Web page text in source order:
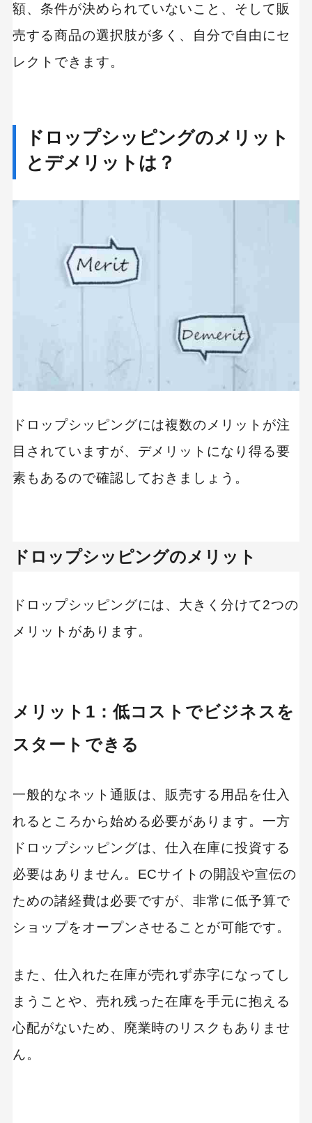
キーワードから記事を検索
額、条件が決められていないこと、そして販
売する商品の選択肢が多く、自分で自由にセ
レクトできます。
ドロップシッピングのメリット
とデメリットは？
ドロップシッピングには複数のメリットが注
目されていますが、デメリットになり得る要
素もあるので確認しておきましょう。
ドロップシッピングのメリット
ドロップシッピングには、大きく分けて2つの
メリットがあります。
メリット1：低コストでビジネスを
スタートできる
一般的なネット通販は、販売する用品を仕入
れるところから始める必要があります。一方
ドロップシッピングは、仕入在庫に投資する
必要はありません。ECサイトの開設や宣伝の
ための諸経費は必要ですが、非常に低予算で
ショップをオープンさせることが可能です。
また、仕入れた在庫が売れず赤字になってし
まうことや、売れ残った在庫を手元に抱える
心配がないため、廃業時のリスクもありませ
ん。